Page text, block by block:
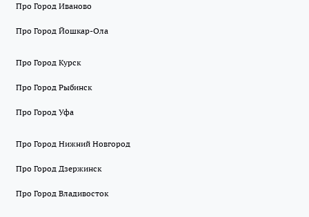
Про Город Иваново
Про Город Йошкар-Ола
Про Город Курск
Про Город Рыбинск
Про Город Уфа
Про Город Нижний Новгород
Про Город Дзержинск
Про Город Владивосток